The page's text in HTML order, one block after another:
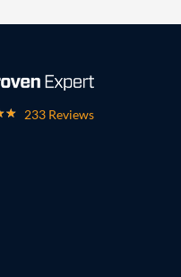
233 Reviews